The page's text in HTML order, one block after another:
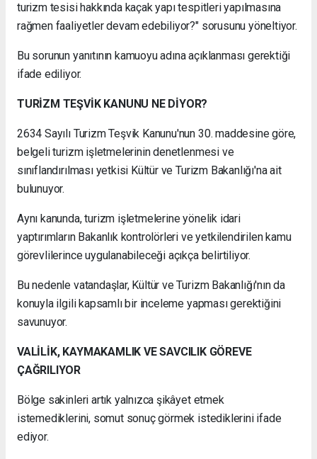
turizm tesisi hakkında kaçak yapı tespitleri yapılmasına
rağmen faaliyetler devam edebiliyor?" sorusunu yöneltiyor.
Bu sorunun yanıtının kamuoyu adına açıklanması gerektiği
ifade ediliyor.
TURİZM TEŞVİK KANUNU NE DİYOR?
2634 Sayılı Turizm Teşvik Kanunu'nun 30. maddesine göre,
belgeli turizm işletmelerinin denetlenmesi ve
sınıflandırılması yetkisi Kültür ve Turizm Bakanlığı'na ait
bulunuyor.
Aynı kanunda, turizm işletmelerine yönelik idari
yaptırımların Bakanlık kontrolörleri ve yetkilendirilen kamu
görevlilerince uygulanabileceği açıkça belirtiliyor.
Bu nedenle vatandaşlar, Kültür ve Turizm Bakanlığı'nın da
konuyla ilgili kapsamlı bir inceleme yapması gerektiğini
savunuyor.
VALİLİK, KAYMAKAMLIK VE SAVCILIK GÖREVE
ÇAĞRILIYOR
Bölge sakinleri artık yalnızca şikâyet etmek
istemediklerini, somut sonuç görmek istediklerini ifade
ediyor.